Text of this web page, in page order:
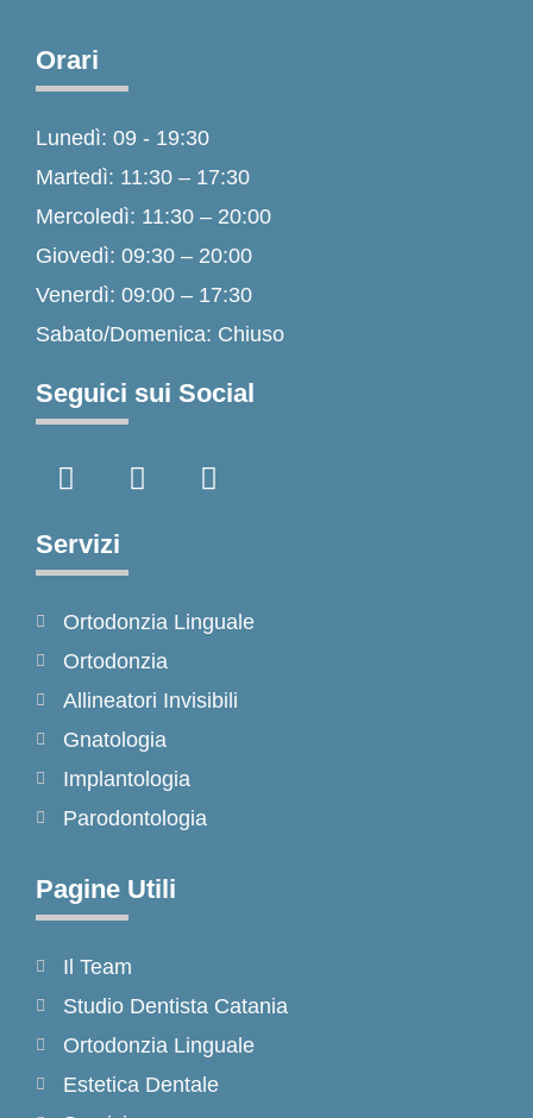
Orari
Lunedì: 09 - 19:30
Martedì: 11:30 – 17:30
Mercoledì: 11:30 – 20:00
Giovedì: 09:30 – 20:00
Venerdì: 09:00 – 17:30
Sabato/Domenica: Chiuso
Seguici sui Social
a
e
b
o
k
-
f
n
r
a
m
i
Servizi
Ortodonzia Linguale
Ortodonzia
Allineatori Invisibili
Gnatologia
Implantologia
Parodontologia
Pagine Utili
Il Team
Studio Dentista Catania
Ortodonzia Linguale
Estetica Dentale